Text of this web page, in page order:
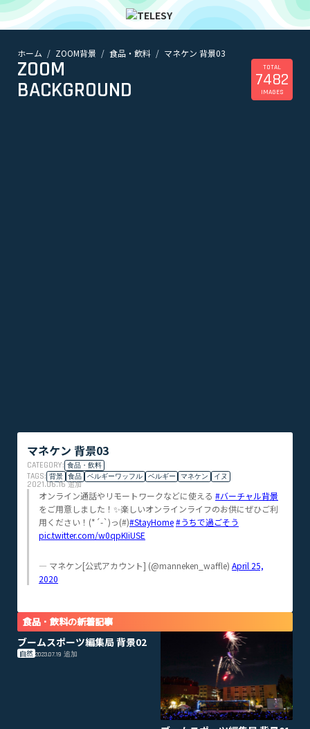
ホーム
ホーム ZOOM背景 食品・飲料 マネケン 背景03
ZOOM
BACKGROUND
TOTAL
7482
IMAGES
マネケン 背景03
CATEGORY: 食品・飲料
TAGS: 背景 食品 ベルギーワッフル ベルギー マネケン イヌ
2021.06.16追加
オンライン通話やリモートワークなどに使える #バーチャル背景
をご用意しました！✨楽しいオンラインライフのお供にぜひご利
用ください！(*´-`)っ(#)#StayHome#うちで過ごそう
pic.twitter.com/w0qpKIiUSE
— マネケン[公式アカウント] (@manneken_waffle) April 25,
2020
食品・飲料の新着記事
ブームスポーツ編集局 背景02
自然 2023.07.19 追加